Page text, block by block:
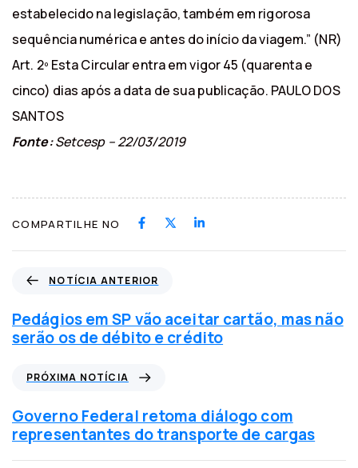
estabelecido na legislação, também em rigorosa
sequência numérica e antes do início da viagem.” (NR)
Art. 2º Esta Circular entra em vigor 45 (quarenta e
cinco) dias após a data de sua publicação. PAULO DOS
SANTOS
Fonte:Setcesp – 22/03/2019
COMPARTILHE NO
t
í
c
n
t
e
NOTÍCIA ANTERIOR
Pedágios em SP vão aceitar cartão, mas não
serão os de débito e crédito
ó
x
i
PRÓXIMA NOTÍCIA
Governo Federal retoma diálogo com
representantes do transporte de cargas